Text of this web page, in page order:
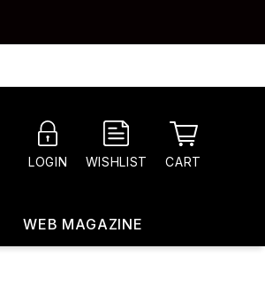
LOGIN WISHLIST CART
WEB MAGAZINE